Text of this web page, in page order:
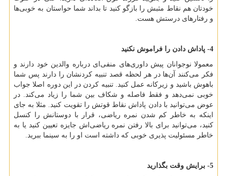
خودتان هم نقاط مثبش را بازگو کنید تا بداند شما حواستان به خوبی‌ها
و رفتارهای درستش هست.
4- پاداش دادن را فراموش نکنید
معمولا نوجوانان پیش داوری‌های منفی‌ای درباره والدین خود دارند و
فکر می‌کنند آن‌ها در هر لحظه قصد تنبیه کردنشان را دارند پس شما
باهوش باشید و زیرکانه عمل کنید. تنبیه کردن در این دوره اصلا جواب
خوبی نمی‌دهد و فقط فاصله و شکاف بین شما را زیاد می‌کند. در
عوض می‌توانید با دادن پاداش نقاط قوتش را تقویت کنید. مثلا به جای
اینکه به خاطر کم شدن نمره ریاضی، قرار با دوستانش را کنسل
کنید، می‌توانید برای بالا رفتن نمره ریاضی‌اش جایزه تعیین کنید یا به
خاطر مسئولیت پذیری خوبی که داشته است او را به سینما ببرید.
5- برایش وقت بگذارید